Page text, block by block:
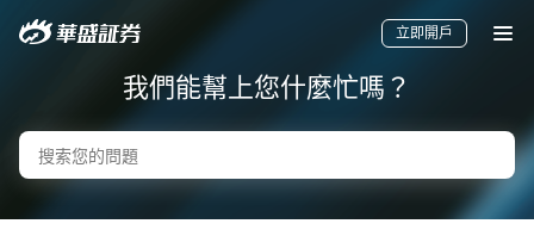
立即開戶
我們能幫上您什麼忙嗎？